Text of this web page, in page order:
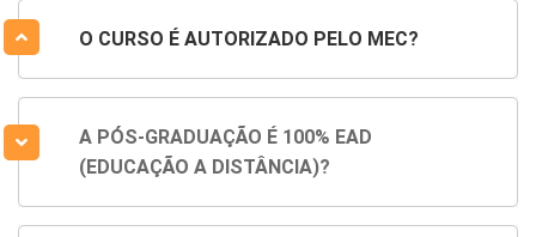
O CURSO É AUTORIZADO PELO MEC?
A PÓS-GRADUAÇÃO É 100% EAD
(EDUCAÇÃO A DISTÂNCIA)?